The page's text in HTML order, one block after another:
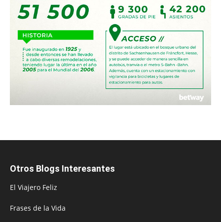
Otros Blogs Interesantes
El Viajero Feliz
Frases de la Vida